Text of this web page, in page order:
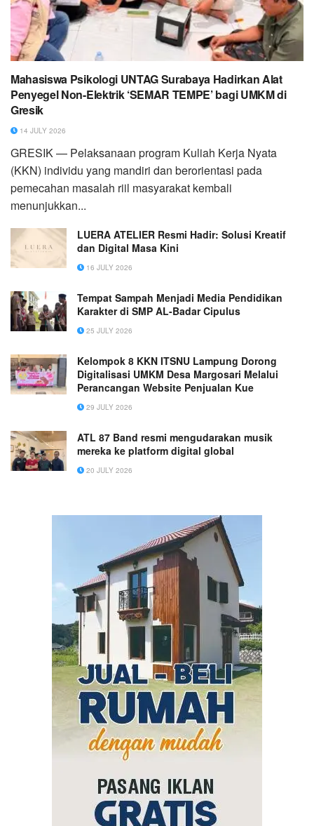
Mahasiswa Psikologi UNTAG Surabaya Hadirkan Alat
Penyegel Non-Elektrik ‘SEMAR TEMPE’ bagi UMKM di
Gresik
14 JULY 2026
GRESIK — Pelaksanaan program Kuliah Kerja Nyata
(KKN) individu yang mandiri dan berorientasi pada
pemecahan masalah riil masyarakat kembali
menunjukkan...
LUERA ATELIER Resmi Hadir: Solusi Kreatif
dan Digital Masa Kini
16 JULY 2026
Tempat Sampah Menjadi Media Pendidikan
Karakter di SMP AL-Badar Cipulus
25 JULY 2026
Kelompok 8 KKN ITSNU Lampung Dorong
Digitalisasi UMKM Desa Margosari Melalui
Perancangan Website Penjualan Kue
29 JULY 2026
ATL 87 Band resmi mengudarakan musik
mereka ke platform digital global
20 JULY 2026